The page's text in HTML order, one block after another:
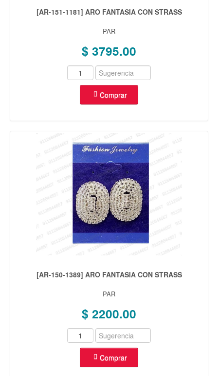
[AR-151-1181] ARO FANTASIA CON STRASS
PAR
$ 3795.00
Comprar
[AR-150-1389] ARO FANTASIA CON STRASS
PAR
$ 2200.00
Comprar